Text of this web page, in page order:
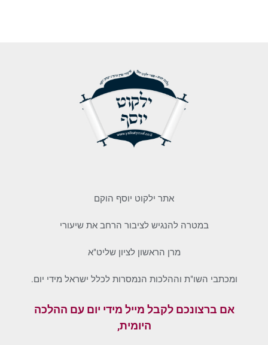
אתר ילקוט יוסף הוקם
במטרה להנגיש לציבור הרחב את שיעורי
מרן הראשון לציון שליט"א
ומכתבי השו"ת וההלכות הנמסרות לכלל ישראל מידי יום.
אם ברצונכם לקבל מייל מידי יום עם ההלכה
היומית,